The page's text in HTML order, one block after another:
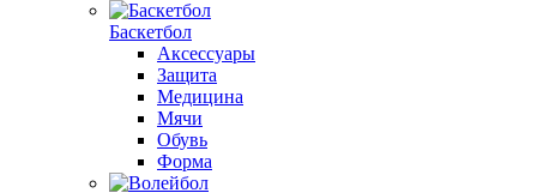
Баскетбол
Аксессуары
Защита
Медицина
Мячи
Обувь
Форма